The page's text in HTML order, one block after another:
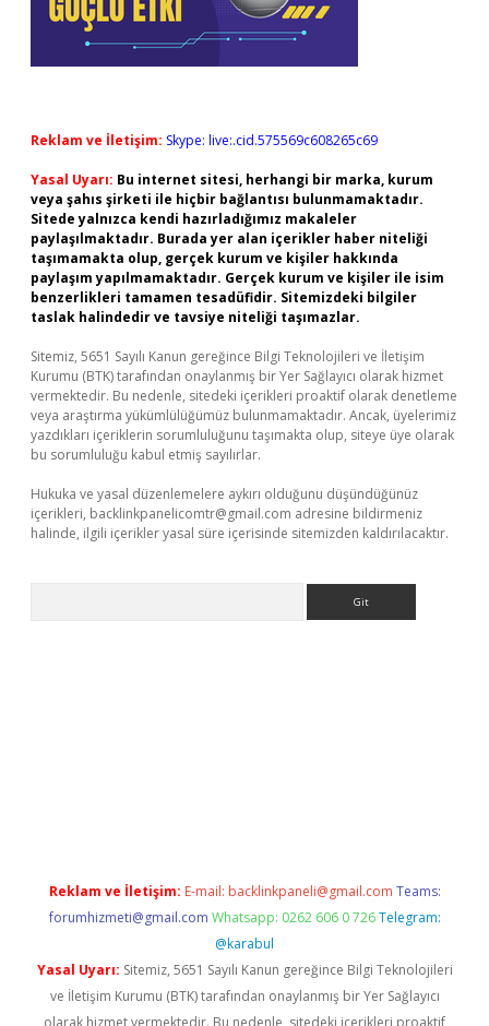
Reklam ve İletişim: Skype: live:.cid.575569c608265c69
Yasal Uyarı: Bu internet sitesi, herhangi bir marka, kurum
veya şahıs şirketi ile hiçbir bağlantısı bulunmamaktadır.
Sitede yalnızca kendi hazırladığımız makaleler
paylaşılmaktadır. Burada yer alan içerikler haber niteliği
taşımamakta olup, gerçek kurum ve kişiler hakkında
paylaşım yapılmamaktadır. Gerçek kurum ve kişiler ile isim
benzerlikleri tamamen tesadüfidir. Sitemizdeki bilgiler
taslak halindedir ve tavsiye niteliği taşımazlar.
Sitemiz, 5651 Sayılı Kanun gereğince Bilgi Teknolojileri ve İletişim
Kurumu (BTK) tarafından onaylanmış bir Yer Sağlayıcı olarak hizmet
vermektedir. Bu nedenle, sitedeki içerikleri proaktif olarak denetleme
veya araştırma yükümlülüğümüz bulunmamaktadır. Ancak, üyelerimiz
yazdıkları içeriklerin sorumluluğunu taşımakta olup, siteye üye olarak
bu sorumluluğu kabul etmiş sayılırlar.
Hukuka ve yasal düzenlemelere aykırı olduğunu düşündüğünüz
içerikleri, backlinkpanelicomtr@gmail.com adresine bildirmeniz
halinde, ilgili içerikler yasal süre içerisinde sitemizden kaldırılacaktır.
Reklam ve İletişim: E-mail: backlinkpaneli@gmail.com Teams:
forumhizmeti@gmail.com Whatsapp: 0262 606 0 726 Telegram:
@karabul
Yasal Uyarı: Sitemiz, 5651 Sayılı Kanun gereğince Bilgi Teknolojileri
ve İletişim Kurumu (BTK) tarafından onaylanmış bir Yer Sağlayıcı
olarak hizmet vermektedir. Bu nedenle, sitedeki içerikleri proaktif